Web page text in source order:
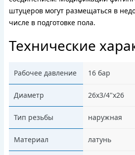
штуцеров могут размещаться в
числе в подготовке пола.
Технические
Рабочее давление 16 бар
Диаметр 26х3/4"х26
Тип резьбы наружная
Материал латунь